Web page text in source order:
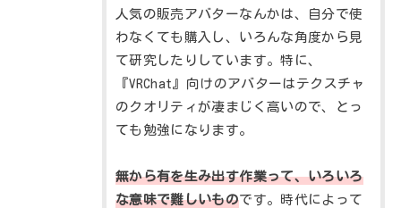
人気の販売アバターなんかは、自分で使
わなくても購入し、いろんな角度から見
て研究したりしています。特に、
『VRChat』向けのアバターはテクスチャ
のクオリティが凄まじく高いので、とっ
ても勉強になります。
無から有を生み出す作業って、いろいろ
な意味で難しいものです。時代によって